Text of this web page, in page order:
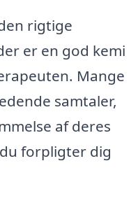
rigtige
er en god kemi
Mange
samtaler,
af deres
forpligter dig